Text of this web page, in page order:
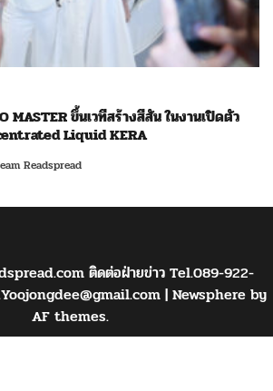
MASTER ขึ้นเวทีสร้างสีสัน ในงานเปิดตัว
Liquid KERA
Readspread
ติดต่อฝ่ายข่าว Tel.089-922-
| Newsphereby
AF themes.